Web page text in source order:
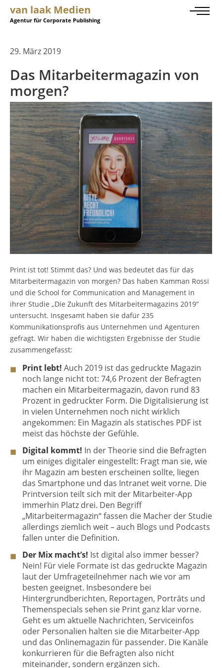
van laak Medien
Agentur für Corporate Publishing
29. März 2019
Das Mitarbeitermagazin von
morgen?
Print ist tot! Stimmt das? Und was bedeutet das für das
Mitarbeitermagazin von morgen? Das haben Kamman Rossi
und die School for Communication and Management in
ihrer Studie „Die Zukunft des Mitarbeitermagazins 2019“
untersucht. Insgesamt haben sie dafür 235
Kommunikationsprofis aus Unternehmen und Agenturen
gefragt. Wir haben die wichtigsten Ergebnisse der Studie
zusammengefasst:
Print lebt! Auch 2019 ist das gedruckte Magazin
noch lange nicht tot: 74,6 Prozent der Befragten
machen ein Mitarbeitermagazin, davon rund 83
Prozent in gedruckter Form. Die Digitalisierung ist
in vielen Unternehmen noch nicht wirklich
angekommen: Ein Magazin als statisches PDF ist
meist das höchste der Gefühle.
Digital kommt! In der Theorie sind die Befragten
um einiges digitaler eingestellt: Fragt man sie, wie
ihr Magazin am besten erscheinen sollte, liegen
das Smartphone und das Intranet weit vorne. Die
Printversion teilt sich mit der Mitarbeiter-App
immerhin Platz drei. Den Begriff
„Mitarbeitermagazin“ fassen die Macher der Studie
allerdings ziemlich weit – auch Blogs und Podcasts
fallen unter die Definition.
Der Mix macht’s! Ist digital also immer besser?
Nein! Für viele Formate ist das gedruckte Magazin
laut der Umfrageteilnehmer nach wie vor am
besten geeignet. Insbesondere bei
Hintergrundberichten, Reportagen, Porträts und
Themenspecials sehen sie Print ganz klar vorne.
Geht es um aktuelle Nachrichten, Serviceinfos
oder Personalien halten sie die Mitarbeiter-App
und das Onlinemagazin für passender. Die Kanäle
konkurrieren für die Befragten also nicht
miteinander, sondern ergänzen sich.